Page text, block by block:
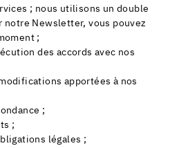
; nous utilisons un double
Newsletter, vous pouvez
;
des accords avec nos
apportées à nos
;
;
légales ;